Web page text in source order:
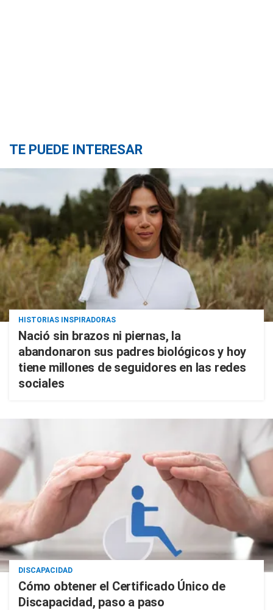
TE PUEDE INTERESAR
HISTORIAS INSPIRADORAS
Nació sin brazos ni piernas, la
abandonaron sus padres biológicos y hoy
tiene millones de seguidores en las redes
sociales
DISCAPACIDAD
Cómo obtener el Certificado Único de
Discapacidad, paso a paso